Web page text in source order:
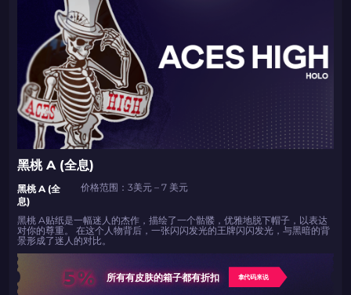
带上你的促销代码
只需抓取区域并将促销代码复制到剪贴板
2024LONG
如何使用促销代码
如何使用促销代码
带上你的促销代码
如何使用促销代码
带上你的促销代码
由KARRIGAN倾情推荐
团队 THE MONGOLZ
CS2CODES.CN社区与电子竞技
黑桃 A (全息)
黑桃 A (全
息)
价格范围：3美元 – 7 美元
黑桃 A贴纸是一幅迷人的杰作，描绘了一个骷髅，优雅地脱下帽子，以表达
对你的尊重。 在这个人物背后，一张闪闪发光的王牌闪闪发光，与黑暗的背
景形成了迷人的对比。
5% 所有有皮肤的箱子都有折扣 拿代码来说